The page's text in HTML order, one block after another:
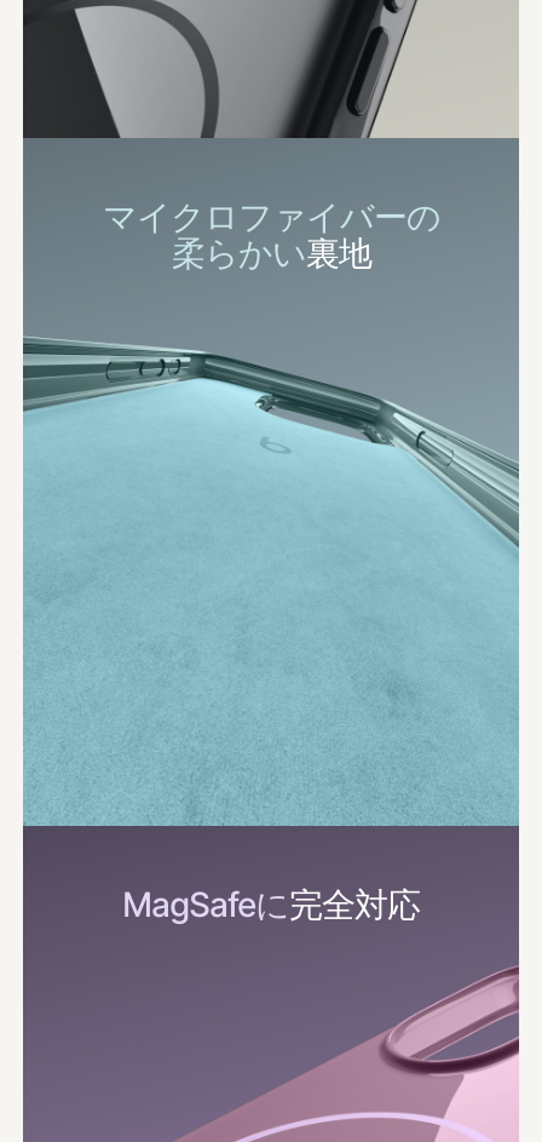
マイクロファイバーの
柔らかい​​裏地
MagSafeに​​完全対​​応